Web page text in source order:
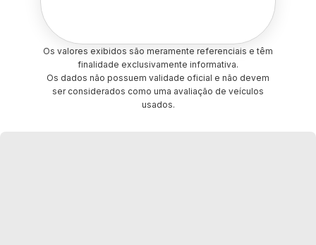
Os valores exibidos são meramente referenciais e têm
finalidade exclusivamente informativa.
Os dados não possuem validade oficial e não devem
ser considerados como uma avaliação de veículos
usados.